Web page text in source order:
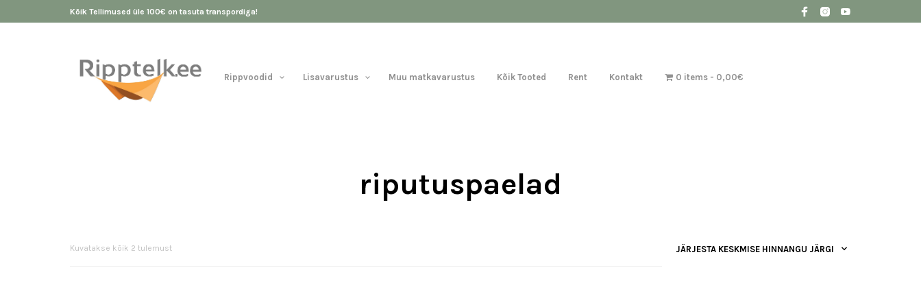
Kõik Tellimused üle 100€ on tasuta transpordiga!
Rippvoodid Lisavarustus Muu matkavarustus Kõik Tooted Rent Kontakt 0 items 0,00€
riputuspaelad
Kuvatakse kõik 2 tulemustSorditud
JÄRJESTA KESKMISE HINNANGU JÄRGI